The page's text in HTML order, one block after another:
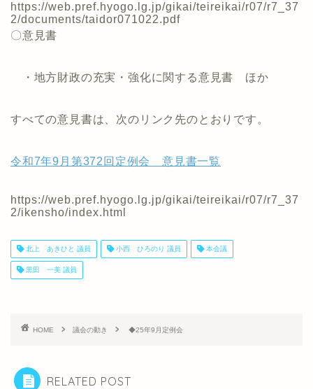
https://web.pref.hyogo.lg.jp/gikai/teireikai/r07/r7_37
2/documents/taidor071022.pdf
〇意見書
・地方財政の充実・強化に関する意見書 ほか
すべての意見書は、次のリンク先のとおりです。
令和7年9月第372回定例会 意見書一覧
https://web.pref.hyogo.lg.jp/gikai/teireikai/r07/r7_37
2/ikensho/index.html
北上 あきひと 議員 小西 ひろのり 議員 本会議
黒田 一美 議員
HOME 議会の動き ◆25年9月定例会
RELATED POST